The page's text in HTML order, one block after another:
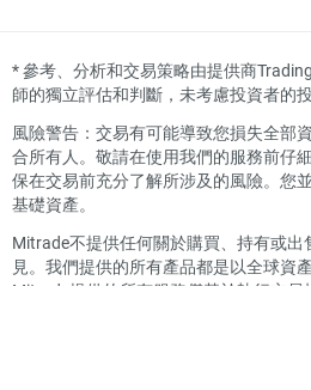
*參考、分析和交易策略由提供商
師的獨立評估和判斷，未考慮投資者的
風險警告：交易有可能導致您損失全部
合所有人。敬請在使用我們的服務前仔
保在交易前充分了解所涉及的風險。您
基礎資產。
Mitrade不提供任何關於購買、持有或
見。我們提供的所有產品都是以全球資
Mitrade提供的所有服務僅基於執行交易